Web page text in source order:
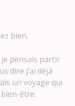
bien.
je pensais partir
dire j’ai déjà
un voyage qui
être.